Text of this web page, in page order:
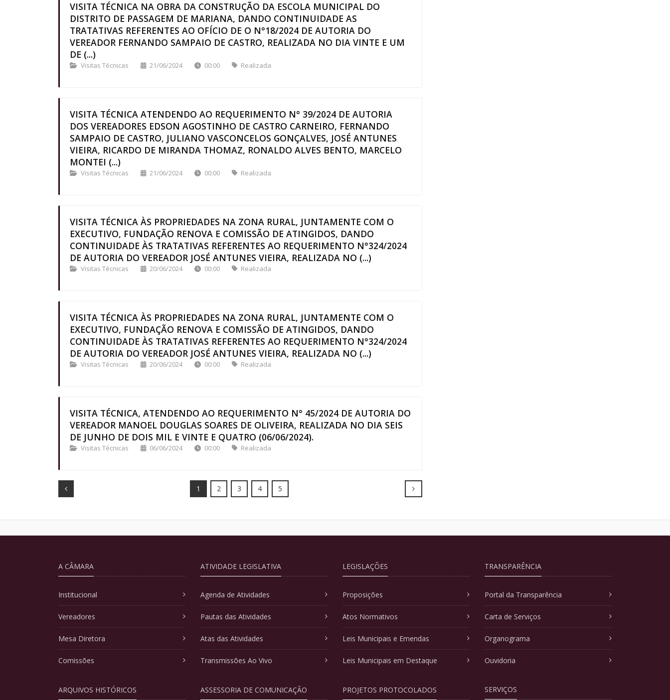
VISITA TÉCNICA NA OBRA DA CONSTRUÇÃO DA ESCOLA MUNICIPAL DO
DISTRITO DE PASSAGEM DE MARIANA, DANDO CONTINUIDADE AS
TRATATIVAS REFERENTES AO OFÍCIO DE O N°18/2024 DE AUTORIA DO
VEREADOR FERNANDO SAMPAIO DE CASTRO, REALIZADA NO DIA VINTE E UM
DE (...)
Visitas Técnicas 21/06/2024 00:00 Realizada
VISITA TÉCNICA ATENDENDO AO REQUERIMENTO N° 39/2024 DE AUTORIA
DOS VEREADORES EDSON AGOSTINHO DE CASTRO CARNEIRO, FERNANDO
SAMPAIO DE CASTRO, JULIANO VASCONCELOS GONÇALVES, JOSÉ ANTUNES
VIEIRA, RICARDO DE MIRANDA THOMAZ, RONALDO ALVES BENTO, MARCELO
MONTEI (...)
Visitas Técnicas 21/06/2024 00:00 Realizada
VISITA TÉCNICA ÀS PROPRIEDADES NA ZONA RURAL, JUNTAMENTE COM O
EXECUTIVO, FUNDAÇÃO RENOVA E COMISSÃO DE ATINGIDOS, DANDO
CONTINUIDADE ÀS TRATATIVAS REFERENTES AO REQUERIMENTO N°324/2024
DE AUTORIA DO VEREADOR JOSÉ ANTUNES VIEIRA, REALIZADA NO (...)
Visitas Técnicas 20/06/2024 00:00 Realizada
VISITA TÉCNICA ÀS PROPRIEDADES NA ZONA RURAL, JUNTAMENTE COM O
EXECUTIVO, FUNDAÇÃO RENOVA E COMISSÃO DE ATINGIDOS, DANDO
CONTINUIDADE ÀS TRATATIVAS REFERENTES AO REQUERIMENTO N°324/2024
DE AUTORIA DO VEREADOR JOSÉ ANTUNES VIEIRA, REALIZADA NO (...)
Visitas Técnicas 20/06/2024 00:00 Realizada
VISITA TÉCNICA, ATENDENDO AO REQUERIMENTO N° 45/2024 DE AUTORIA DO
VEREADOR MANOEL DOUGLAS SOARES DE OLIVEIRA, REALIZADA NO DIA SEIS
DE JUNHO DE DOIS MIL E VINTE E QUATRO (06/06/2024).
Visitas Técnicas 06/06/2024 00:00 Realizada
Prev 1 2 3 4 5 Next
A CÂMARA
Institucional
Vereadores
Mesa Diretora
Comissões
ARQUIVOS HISTÓRICOS
ATIVIDADE LEGISLATIVA
Agenda de Atividades
Pautas das Atividades
Atas das Atividades
Transmissões Ao Vivo
ASSESSORIA DE COMUNICAÇÃO
LEGISLAÇÕES
Proposições
Atos Normativos
Leis Municipais e Emendas
Leis Municipais em Destaque
PROJETOS PROTOCOLADOS
TRANSPARÊNCIA
Portal da Transparência
Carta de Serviços
Organograma
Ouvidoria
SERVIÇOS